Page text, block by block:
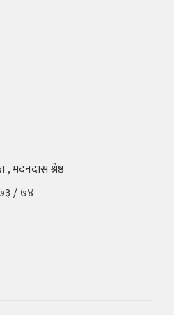
मदनदास श्रेष्ठ
/ ७४